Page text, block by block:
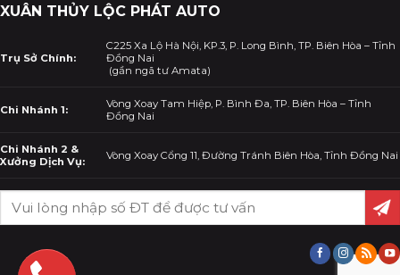
XUÂN THỦY LỘC PHÁT AUTO
Trụ Sở Chính:
C225 Xa Lộ Hà Nội, KP.3, P. Long Bình, TP. Biên Hòa – Tỉnh
Đồng Nai
(gần ngã tư Amata)
Chi Nhánh 1:
Vòng Xoay Tam Hiệp, P. Bình Đa, TP. Biên Hòa – Tỉnh
Đồng Nai
Chi Nhánh 2 &
Xưởng Dịch Vụ:
Vòng Xoay Cổng 11, Đường Tránh Biên Hòa, Tỉnh Đồng Nai